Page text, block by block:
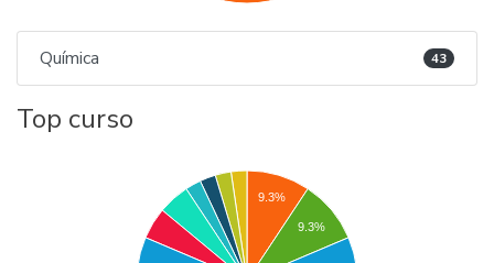
Química 43
Top curso
9.3%
9.3%